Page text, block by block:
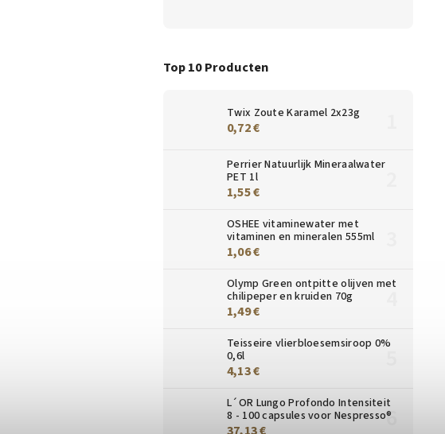
Top 10 Producten
Twix Zoute Karamel 2x23g
0,72 €
Perrier Natuurlijk Mineraalwater
PET 1l
1,55 €
OSHEE vitaminewater met
vitaminen en mineralen 555ml
1,06 €
Olymp Green ontpitte olijven met
chilipeper en kruiden 70g
1,49 €
Teisseire vlierbloesemsiroop 0%
0,6l
4,13 €
L´OR Lungo Profondo Intensiteit
8 - 100 capsules voor Nespresso®